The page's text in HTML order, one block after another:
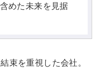
めた未来を見据
束を重視した会社。